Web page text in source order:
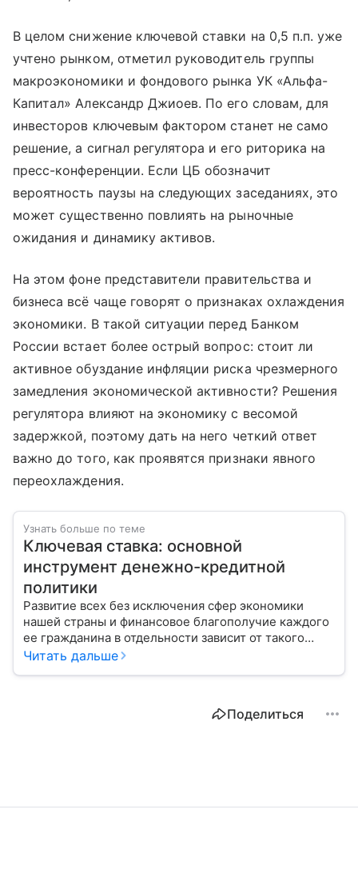
В целом снижение ключевой ставки на 0,5 п.п. уже
учтено рынком, отметил руководитель группы
макроэкономики и фондового рынка УК «Альфа-
Капитал» Александр Джиоев. По его словам, для
инвесторов ключевым фактором станет не само
решение, а сигнал регулятора и его риторика на
пресс-конференции. Если ЦБ обозначит
вероятность паузы на следующих заседаниях, это
может существенно повлиять на рыночные
ожидания и динамику активов.
На этом фоне представители правительства и
бизнеса всё чаще говорят о признаках охлаждения
экономики. В такой ситуации перед Банком
России встает более острый вопрос: стоит ли
активное обуздание инфляции риска чрезмерного
замедления экономической активности? Решения
регулятора влияют на экономику с весомой
задержкой, поэтому дать на него четкий ответ
важно до того, как проявятся признаки явного
переохлаждения.
Узнать больше по теме
Ключевая ставка: основной
инструмент денежно-кредитной
политики
Развитие всех без исключения сфер экономики
нашей страны и финансовое благополучие каждого
ее гражданина в отдельности зависит от такого
показателя, как ключевая ставка. От чего зависит
Читать дальше
Поделиться